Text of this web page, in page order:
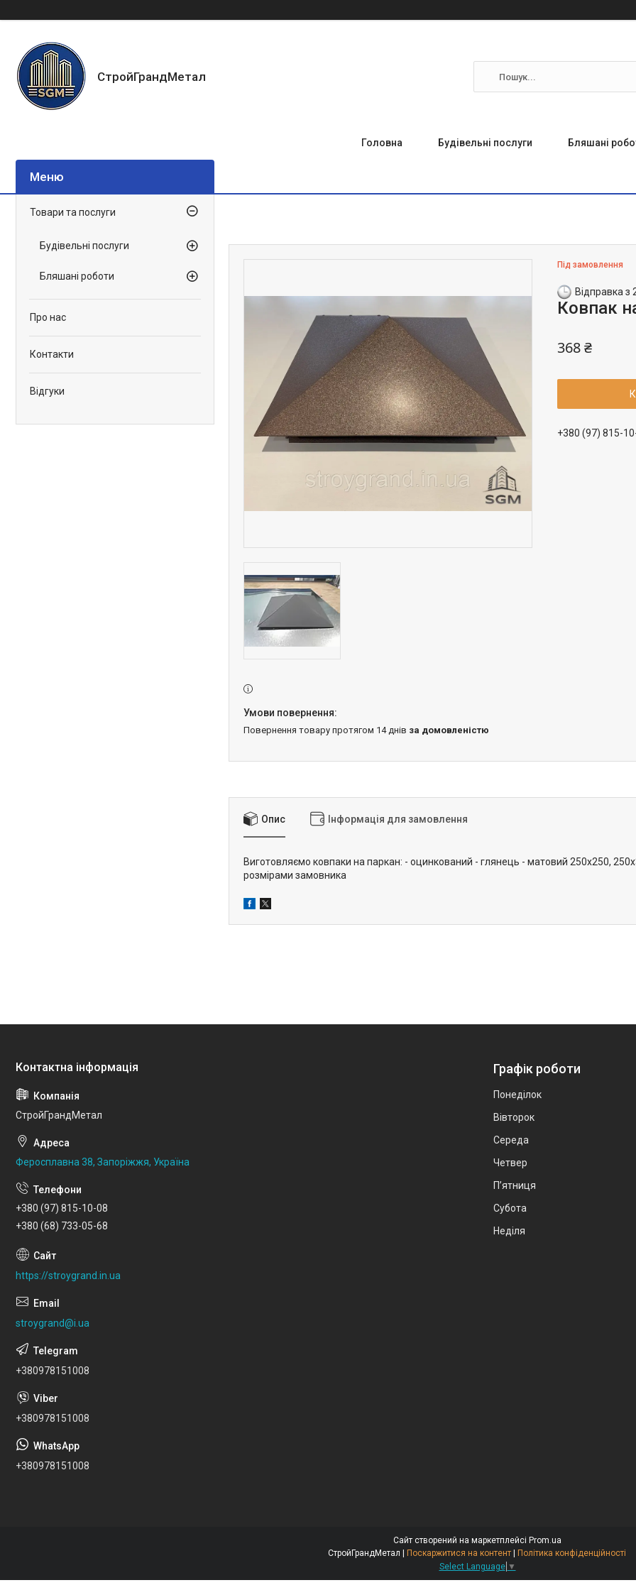
СтройГрандМетал
Головна Будівельні послуги Бляшані
Під замовлення
Відправка з
Ковпак
368 ₴
+380 (97) 815-
повернення товару протягом 14 днів за домовленістю
Опис Інформація для замовлення
Виготовляємо ковпаки на паркан: - оцинкований - глянець - матовий 250х250,
розмірами замовника
Товари та послуги
Будівельні послуги
Бляшані роботи
Про нас
Контакти
Відгуки
СтройГрандМетал
Феросплавна 38, Запоріжжя, Україна
+380 (97) 815-10-08
+380 (68) 733-05-68
https://stroygrand.in.ua
stroygrand@i.ua
+380978151008
+380978151008
+380978151008
Графік роботи
Понеділок
Вівторок
Середа
Четвер
Пʼятниця
Субота
Неділя
Сайт створений на маркетплейсі Prom.ua
Поскаржитися на контент
Політика конфіденційності
Select Language ▼